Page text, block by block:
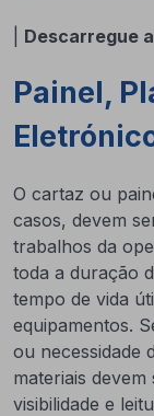
Descarregue
Painel,
O cartaz ou
casos, devem
trabalhos da
toda a duração
tempo de vida
equipamentos.
ou necessidade
materiais
visibilidade e